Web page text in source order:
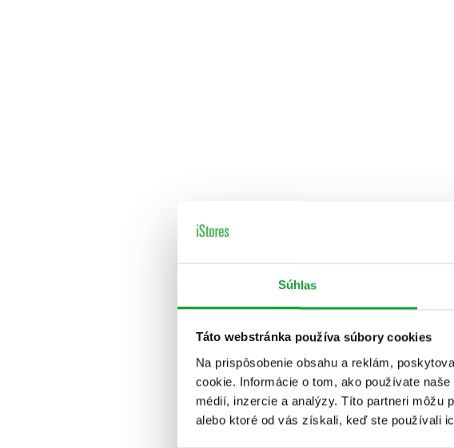
Súhlas
Táto webstránka používa súbory cookies
Na prispôsobenie obsahu a reklám,
cookie. Informácie o tom, ako používate
médií, inzercie a analýzy. Títo partneri
alebo ktoré od vás získali, keď ste používali